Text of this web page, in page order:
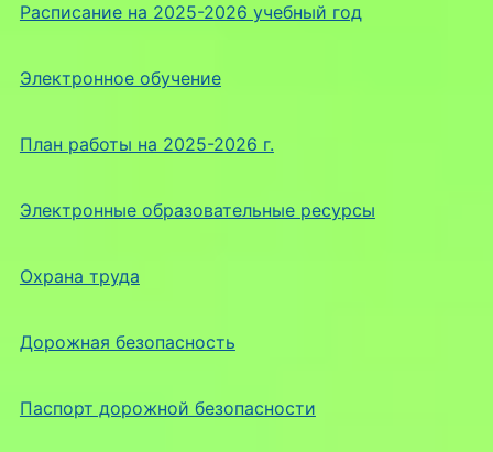
Расписание на 2025-2026 учебный год
Электронное обучение
План работы на 2025-2026 г.
Электронные образовательные ресурсы
Охрана труда
Дорожная безопасность
Паспорт дорожной безопасности